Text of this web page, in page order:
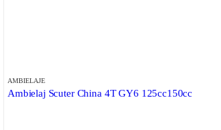
AMBIELAJE
Ambielaj Scuter China 4T GY6 125cc150cc